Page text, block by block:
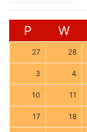
P W
27 28
3 4
10 11
17 18